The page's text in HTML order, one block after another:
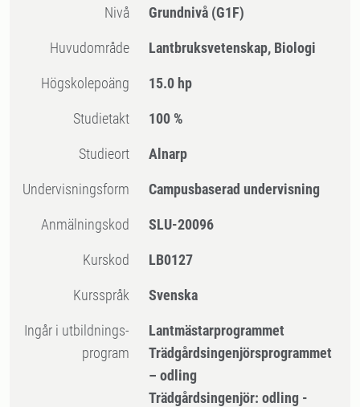
Nivå Grundnivå (G1F)
Huvudområde Lantbruksvetenskap, Biologi
högskolepoäng 15.0 hp
Studietakt 100 %
Studieort Alnarp
Undervisningsform Campusbaserad undervisning
Anmälningskod SLU-20096
Kurskod LB0127
Kursspråk Svenska
Ingår i utbildnings-
program
Lantmästarprogrammet
Trädgårdsingenjörsprogrammet
– odling
Trädgårdsingenjör: odling -